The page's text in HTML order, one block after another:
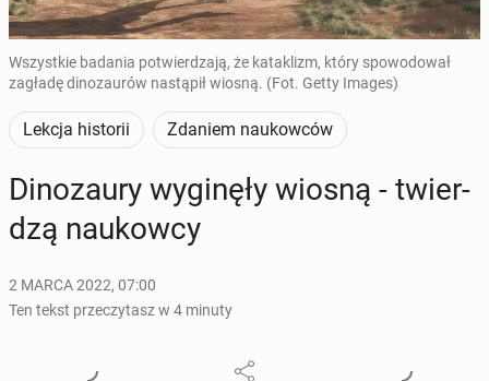
Wszystkie badania potwierdzają, że kataklizm, który spowodował
zagładę dinozaurów nastąpił wiosną. (Fot. Getty Images)
Lekcja historii Zdaniem naukowców
Di­no­zau­ry wy­gi­nę­ły wiosną - twier­
dzą na­ukow­cy
2 MARCA 2022, 07:00
Ten tekst przeczytasz w 4 minuty